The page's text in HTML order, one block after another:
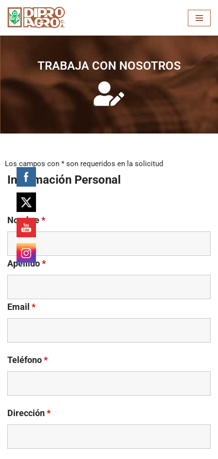
Skip
to
TRABAJA CON NOSOTROS
Los campos con * son requeridos en la solicitud
Información Personal
Nombre*
Apellido*
Email *
Teléfono*
Dirección*